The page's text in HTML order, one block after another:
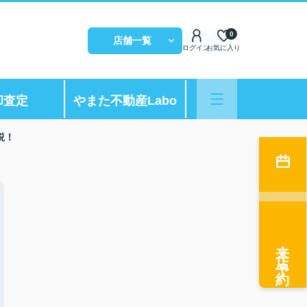
店舗一覧
ログインお気に入り
0
査定 やまた不動産Labo
来店予約